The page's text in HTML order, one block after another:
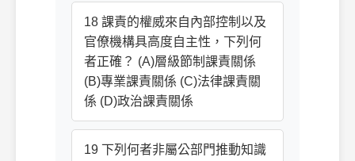
18 課責的權威來自內部控制以及
官僚機構具高度自主性，下列何
者正確？ (A)層級節制課責關係
(B)專業課責關係 (C)法律課責關
係 (D)政治課責關係
19 下列何者非屬公部門推動知識